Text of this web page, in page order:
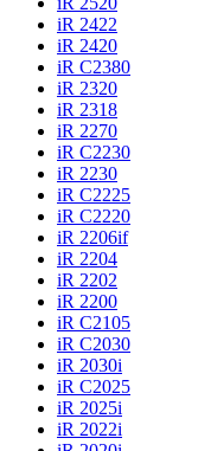
iR 2422
iR 2420
iR C2380
iR 2320
iR 2318
iR 2270
iR C2230
iR 2230
iR C2225
iR C2220
iR 2206if
iR 2204
iR 2202
iR 2200
iR C2105
iR C2030
iR 2030i
iR C2025
iR 2025i
iR 2022i